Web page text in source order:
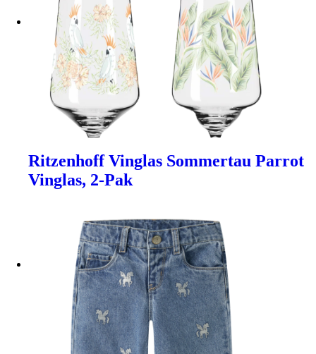
Ritzenhoff Vinglas Sommertau Parrot
Vinglas, 2-Pak